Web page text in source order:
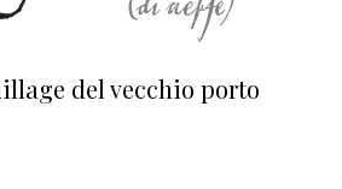
del vecchio porto